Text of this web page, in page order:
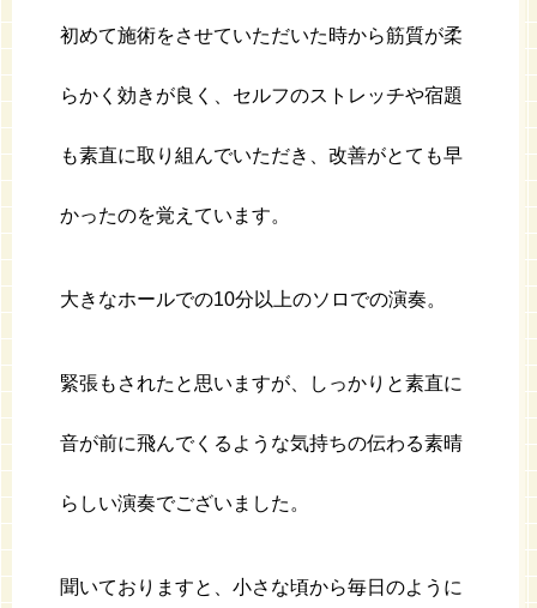
初めて施術をさせていただいた時から筋質が柔
らかく効きが良く、セルフのストレッチや宿題
も素直に取り組んでいただき、改善がとても早
かったのを覚えています。
大きなホールでの10分以上のソロでの演奏。
緊張もされたと思いますが、しっかりと素直に
音が前に飛んでくるような気持ちの伝わる素晴
らしい演奏でございました。
聞いておりますと、小さな頃から毎日のように